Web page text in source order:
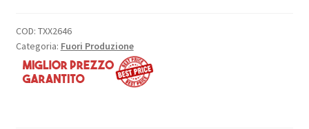
COD: TXX2646
Categoria: Fuori Produzione